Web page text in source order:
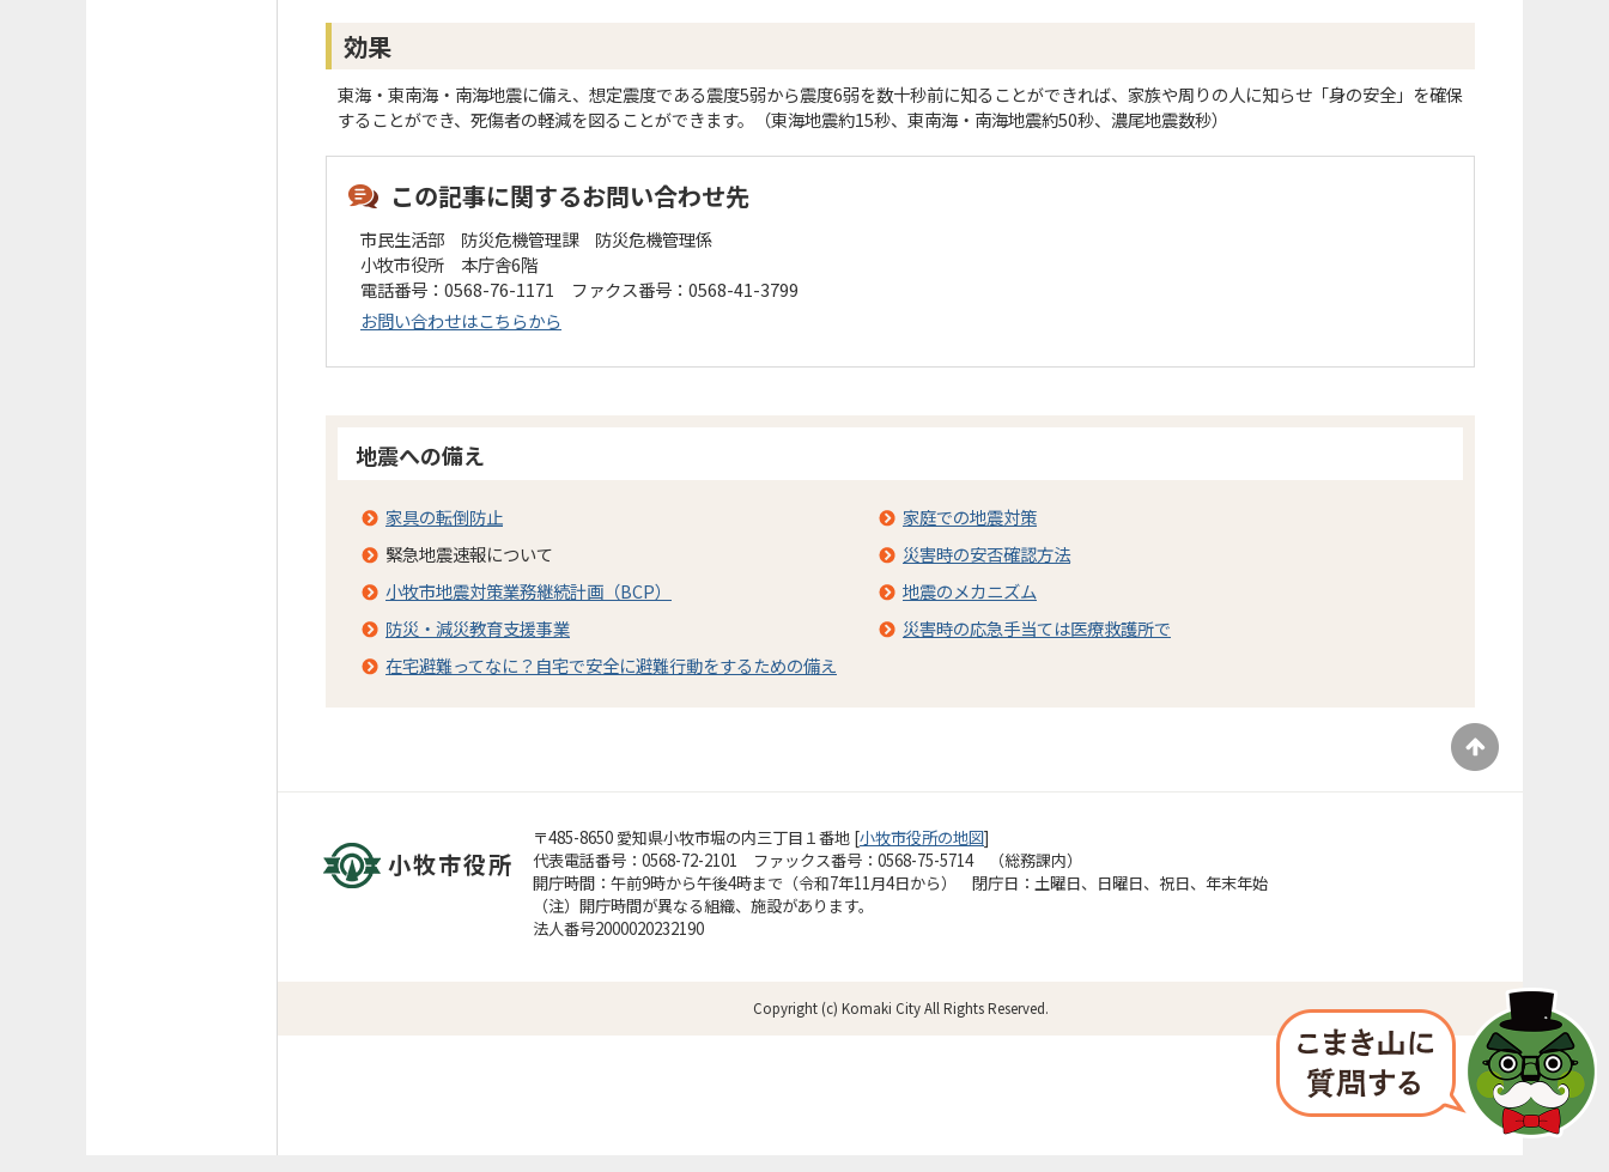
効果
東海・東南海・南海地震に備え、想定震度である震度5弱から震度6弱を数十秒前に知ることができれば、家族や周りの人に知らせ「身の安全」を確保
することができ、死傷者の軽減を図ることができます。（東海地震約15秒、東南海・南海地震約50秒、濃尾地震数秒）
この記事に関するお問い合わせ先
市民生活部 防災危機管理課 防災危機管理係
小牧市役所 本庁舎6階
電話番号：0568-76-1171 ファクス番号：0568-41-3799
お問い合わせはこちらから
地震への備え
家具の転倒防止
家庭での地震対策
緊急地震速報について
災害時の安否確認方法
小牧市地震対策業務継続計画（BCP）
地震のメカニズム
防災・減災教育支援事業
災害時の応急手当ては医療救護所で
在宅避難ってなに？自宅で安全に避難行動をするための備え
小牧市役所
〒485-8650 愛知県小牧市堀の内三丁目１番地 [小牧市役所の地図]
代表電話番号：0568-72-2101 ファックス番号：0568-75-5714 （総務課内）
開庁時間：午前9時から午後4時まで（令和7年11月4日から） 閉庁日：土曜日、日曜日、祝日、年末年始
（注）開庁時間が異なる組織、施設があります。
法人番号2000020232190
Copyright (c) Komaki City All Rights Reserved.